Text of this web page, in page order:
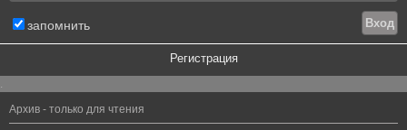
запомнить
Регистрация
.
Архив - только для чтения